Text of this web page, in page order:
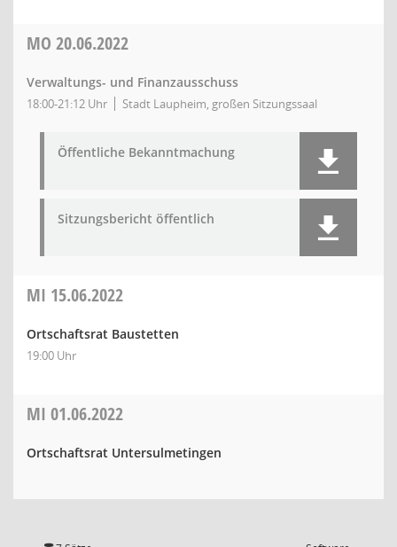
MO 20.06.2022
Verwaltungs- und Finanzausschuss
18:00-21:12 Uhr Stadt Laupheim, großen Sitzungssaal
Öffentliche Bekanntmachung
Sitzungsbericht öffentlich
MI 15.06.2022
Ortschaftsrat Baustetten
19:00 Uhr
MI 01.06.2022
Ortschaftsrat Untersulmetingen